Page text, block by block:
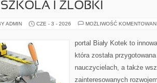
I ŻLOBKI
ADMIN CZE - 3 - 2026 MOŻLIWOŚĆ
portal Biały Kotek to
która została
nauczycielach, a także
zainteresowanych